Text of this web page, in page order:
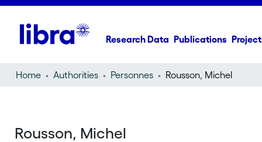
Research Data Publications
Home Authorities Personnes Rousson, Michel
Rousson, Michel